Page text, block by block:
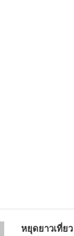
หยุดยาวเที่ยว